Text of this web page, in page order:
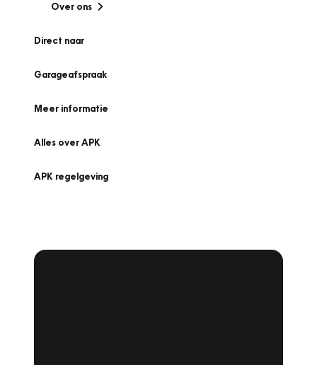
Over ons
Direct naar
Garageafspraak
Meer informatie
Alles over APK
APK regelgeving